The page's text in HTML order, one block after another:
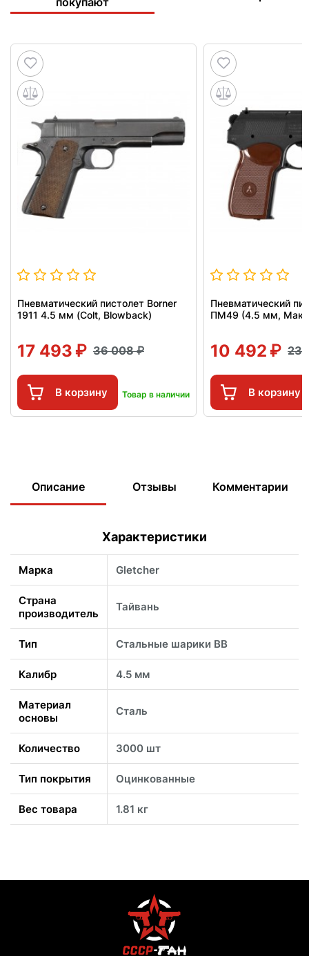
Пневматический пистолет Borner
1911 4.5 мм (Colt, Blowback)
17 493 36 008
В корзину Товар в наличии
Пневматический
ПМ49 (4.5 мм,
10 492 23
В корзину
Описание Отзывы Комментарии
Характеристики
Марка Gletcher
Страна
производитель
Тайвань
Тип Стальные шарики BB
Калибр 4.5 мм
Материал
основы
Сталь
Количество 3000 шт
Тип покрытия Оцинкованные
Вес товара 1.81 кг